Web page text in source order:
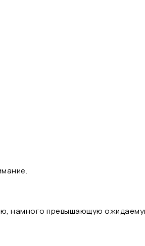
намного превышающую